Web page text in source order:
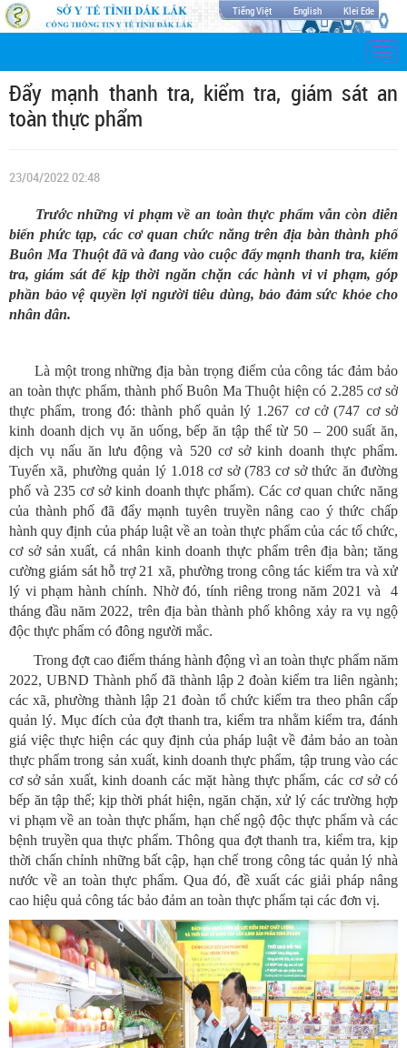
Tiếng Việt English Klei Ede
Đẩy mạnh thanh tra, kiểm tra, giám sát an
toàn thực phẩm
23/04/2022 02:48
Trước những vi phạm về an toàn thực phẩm vẫn còn diễn
biến phức tạp, các cơ quan chức năng trên địa bàn thành phố
Buôn Ma Thuột đã và đang vào cuộc đẩy mạnh thanh tra, kiểm
tra, giám sát để kịp thời ngăn chặn các hành vi vi phạm, góp
phần bảo vệ quyền lợi người tiêu dùng, bảo đảm sức khỏe cho
nhân dân.
Là một trong những địa bàn trọng điểm của công tác đảm bảo
an toàn thực phẩm, thành phố Buôn Ma Thuột hiện có 2.285 cơ sở
thực phẩm, trong đó: thành phố quản lý 1.267 cơ cở (747 cơ sở
kinh doanh dịch vụ ăn uống, bếp ăn tập thể từ 50 – 200 suất ăn,
dịch vụ nấu ăn lưu động và 520 cơ sở kinh doanh thực phẩm.
Tuyến xã, phường quản lý 1.018 cơ sở (783 cơ sở thức ăn đường
phố và 235 cơ sở kinh doanh thực phẩm). Các cơ quan chức năng
của thành phố đã đẩy mạnh tuyên truyền nâng cao ý thức chấp
hành quy định của pháp luật về an toàn thực phẩm của các tổ chức,
cơ sở sản xuất, cá nhân kinh doanh thực phẩm trên địa bàn; tăng
cường giám sát hỗ trợ 21 xã, phường trong công tác kiểm tra và xử
lý vi phạm hành chính. Nhờ đó, tính riêng trong năm 2021 và 4
tháng đầu năm 2022, trên địa bàn thành phố không xảy ra vụ ngộ
độc thực phẩm có đông người mắc.
Trong đợt cao điểm tháng hành động vì an toàn thực phẩm năm
2022, UBND Thành phố đã thành lập 2 đoàn kiểm tra liên ngành;
các xã, phường thành lập 21 đoàn tổ chức kiểm tra theo phân cấp
quản lý. Mục đích của đợt thanh tra, kiểm tra nhằm kiểm tra, đánh
giá việc thực hiện các quy định của pháp luật về đảm bảo an toàn
thực phẩm trong sản xuất, kinh doanh thực phẩm, tập trung vào các
cơ sở sản xuất, kinh doanh các mặt hàng thực phẩm, các cơ sở có
bếp ăn tập thể; kịp thời phát hiện, ngăn chặn, xử lý các trường hợp
vi phạm về an toàn thực phẩm, hạn chế ngộ độc thực phẩm và các
bệnh truyền qua thực phẩm. Thông qua đợt thanh tra, kiểm tra, kịp
thời chấn chỉnh những bất cập, hạn chế trong công tác quản lý nhà
nước về an toàn thực phẩm. Qua đó, đề xuất các giải pháp nâng
cao hiệu quả công tác bảo đảm an toàn thực phẩm tại các đơn vị.